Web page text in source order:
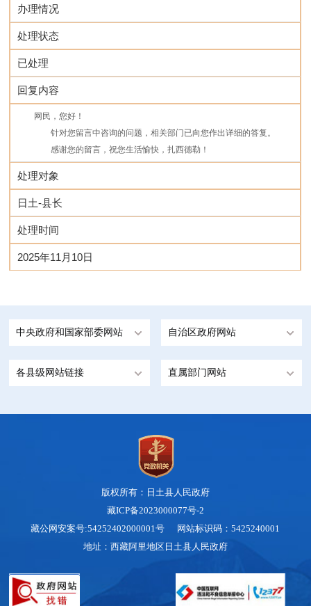
办理情况
处理状态
已处理
回复内容
网民，您好！
针对您留言中咨询的问题，相关部门已向您作出详细的答复。
感谢您的留言，祝您生活愉快，扎西德勒！
处理对象
日土-县长
处理时间
2025年11月10日
中央政府和国家部委网站 自治区政府网站
各县级网站链接 直属部门网站
版权所有：日土县人民政府
藏ICP备2023000077号-2
藏公网安案号:54252402000001号 网站标识码：5425240001
地址：西藏阿里地区日土县人民政府